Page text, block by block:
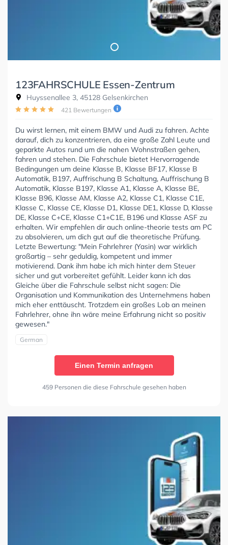
123FAHRSCHULE Essen-Zentrum
Huyssenallee 3, 45128 Gelsenkirchen
421 Bewertungen
Du wirst lernen, mit einem BMW und Audi zu fahren. Achte
darauf, dich zu konzentrieren, da eine große Zahl Leute und
geparkte Autos rund um die nahen Wohnstraßen gehen,
fahren und stehen. Die Fahrschule bietet Hervorragende
Bedingungen um deine Klasse B, Klasse BF17, Klasse B
Automatik, B197, Auffrischung B Schaltung, Auffrischung B
Automatik, Klasse B197, Klasse A1, Klasse A, Klasse BE,
Klasse B96, Klasse AM, Klasse A2, Klasse C1, Klasse C1E,
Klasse C, Klasse CE, Klasse D1, Klasse DE1, Klasse D, Klasse
DE, Klasse C+CE, Klasse C1+C1E, B196 und Klasse ASF zu
erhalten. Wir empfehlen dir auch online-theorie tests am PC
zu absolvieren, um dich gut auf die theoretische Prüfung.
Letzte Bewertung: "Mein Fahrlehrer (Yasin) war wirklich
großartig – sehr geduldig, kompetent und immer
motivierend. Dank ihm habe ich mich hinter dem Steuer
sicher und gut vorbereitet gefühlt. Leider kann ich das
Gleiche über die Fahrschule selbst nicht sagen: Die
Organisation und Kommunikation des Unternehmens haben
mich eher enttäuscht. Trotzdem ein großes Lob an meinen
Fahrlehrer, ohne ihn wäre meine Erfahrung nicht so positiv
gewesen."
German
Einen Termin anfragen
459 Personen die diese Fahrschule gesehen haben